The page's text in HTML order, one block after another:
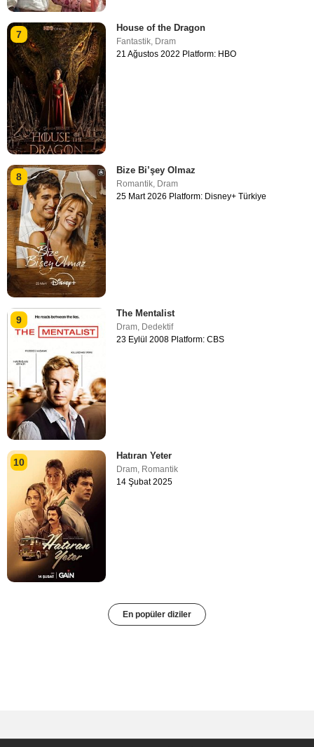
7
House of the Dragon
Fantastik, Dram
21 Ağustos 2022 Platform: HBO
8
Bize Bi’şey Olmaz
Romantik, Dram
25 Mart 2026 Platform: Disney+ Türkiye
9
The Mentalist
Dram Dedektif
23 Eylül 2008 Platform: CBS
10
Hatıran Yeter
Dram, Romantik
14 Şubat 2025
En popüler diziler